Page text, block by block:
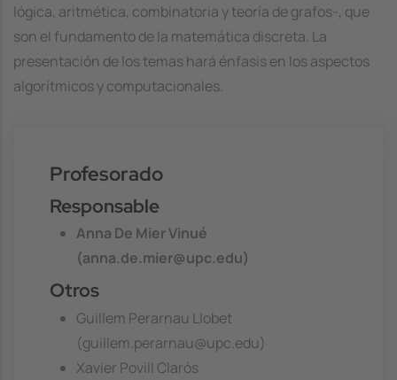
lógica, aritmética, combinatoria y teoría de grafos-, que
son el fundamento de la matemática discreta. La
presentación de los temas hará énfasis en los aspectos
algorítmicos y computacionales.
Profesorado
Responsable
Anna De Mier Vinué
(anna.de.mier@upc.edu)
Otros
Guillem Perarnau Llobet
(guillem.perarnau@upc.edu)
Xavier Povill Clarós